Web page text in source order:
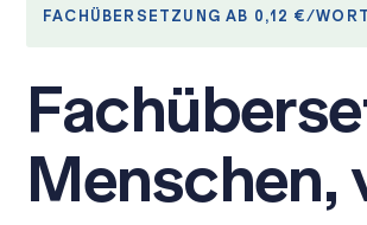
FACHÜBERSETZUNG AB 0,12 €/WORT
Menschen,